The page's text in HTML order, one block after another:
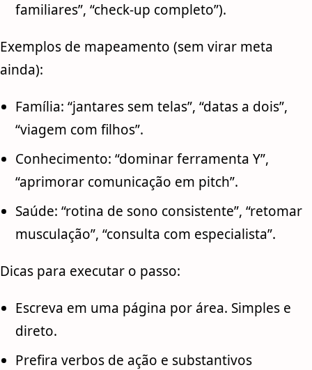
familiares”, “check-up completo”).
Exemplos de mapeamento (sem virar meta
ainda):
Família: “jantares sem telas”, “datas a dois”,
“viagem com filhos”.
Conhecimento: “dominar ferramenta Y”,
“aprimorar comunicação em pitch”.
Saúde: “rotina de sono consistente”, “retomar
musculação”, “consulta com especialista”.
Dicas para executar o passo:
Escreva em uma página por área. Simples e
direto.
Prefira verbos de ação e substantivos